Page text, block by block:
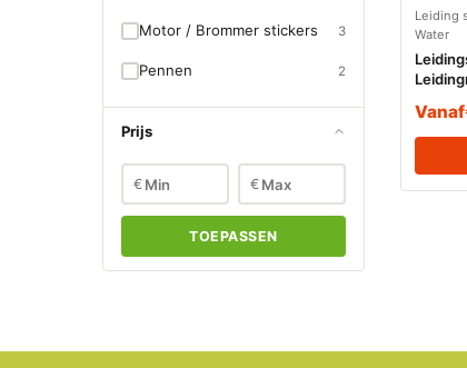
Motor / Brommer stickers 3
Pennen 2
Prijs
€ €
TOEPASSEN
Leiding
Water
Vanaf